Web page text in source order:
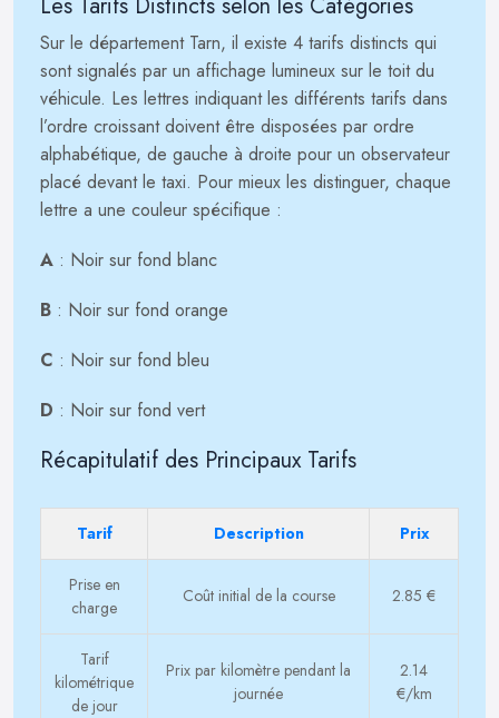
Sur le département Tarn, il existe 4 tarifs distincts qui
sont signalés par un affichage lumineux sur le toit du
véhicule. Les lettres indiquant les différents tarifs dans
l’ordre croissant doivent être disposées par ordre
alphabétique, de gauche à droite pour un observateur
placé devant le taxi. Pour mieux les distinguer, chaque
lettre a une couleur spécifique :
A : Noir sur fond blanc
B : Noir sur fond orange
C : Noir sur fond bleu
D : Noir sur fond vert
Récapitulatif des Principaux Tarifs
Tarif Description Prix
Prise en
charge
Coût initial de la course 2.85 €
Tarif
kilométrique
de jour
Prix par kilomètre pendant la
journée
2.14
€/km